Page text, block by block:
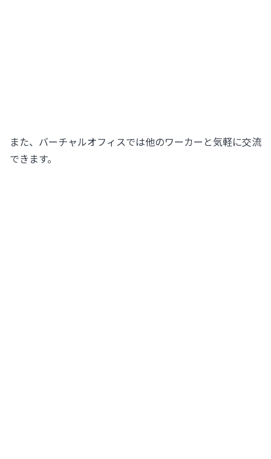
また、バーチャルオフィスでは他のワーカーと気軽に交流
できます。